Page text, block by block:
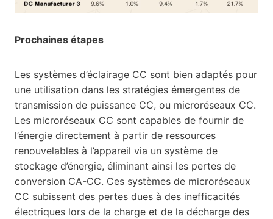
Prochaines étapes
Les systèmes d’éclairage CC sont bien adaptés pour
une utilisation dans les stratégies émergentes de
transmission de puissance CC, ou microréseaux CC.
Les microréseaux CC sont capables de fournir de
l’énergie directement à partir de ressources
renouvelables à l’appareil via un système de
stockage d’énergie, éliminant ainsi les pertes de
conversion CA-CC. Ces systèmes de microréseaux
CC subissent des pertes dues à des inefficacités
électriques lors de la charge et de la décharge des